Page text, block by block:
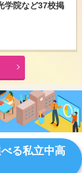
学院など37校掲
る私立中高